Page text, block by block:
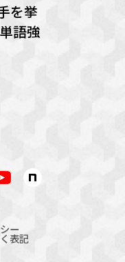
を挙
語強
ー
表記